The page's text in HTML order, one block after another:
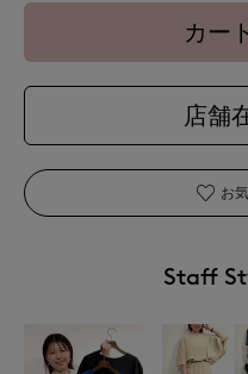
カー
店舗
お
Staff